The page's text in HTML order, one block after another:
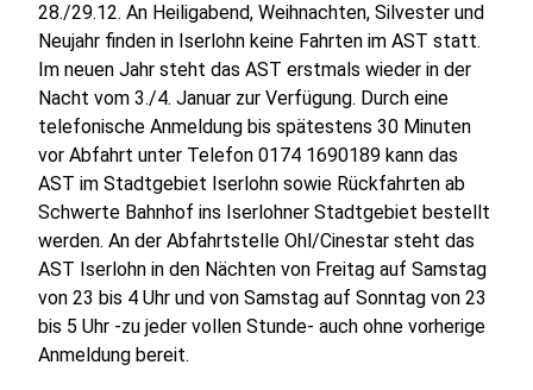
28./29.12. An Heiligabend, Weihnachten, Silvester und
Neujahr finden in Iserlohn keine Fahrten im AST statt.
Im neuen Jahr steht das AST erstmals wieder in der
Nacht vom 3./4. Januar zur Verfügung. Durch eine
telefonische Anmeldung bis spätestens 30 Minuten
vor Abfahrt unter Telefon 0174 1690189 kann das
AST im Stadtgebiet Iserlohn sowie Rückfahrten ab
Schwerte Bahnhof ins Iserlohner Stadtgebiet bestellt
werden. An der Abfahrtstelle Ohl/Cinestar steht das
AST Iserlohn in den Nächten von Freitag auf Samstag
von 23 bis 4 Uhr und von Samstag auf Sonntag von 23
bis 5 Uhr -zu jeder vollen Stunde- auch ohne vorherige
Anmeldung bereit.